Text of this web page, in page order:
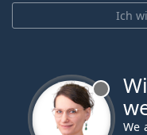
Ich
We